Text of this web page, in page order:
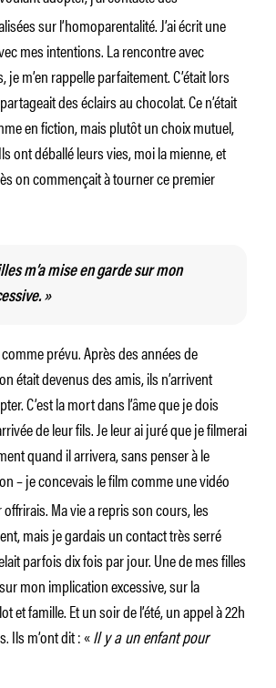
sur l’homoparentalité. J’ai écrit une
mes intentions. La rencontre avec
je m’en rappelle parfaitement. C’était lors
des éclairs au chocolat. Ce n’était
en fiction, mais plutôt un choix mutuel,
ont déballé leurs vies, moi la mienne, et
on commençait à tourner ce premier
m’a mise en garde sur mon
»
prévu. Après des années de
était devenus des amis, ils n’arrivent
C’est la mort dans l’âme que je dois
de leur fils. Je leur ai juré que je filmerai
quand il arrivera, sans penser à le
– je concevais le film comme une vidéo
Ma vie a repris son cours, les
mais je gardais un contact très serré
parfois dix fois par jour. Une de mes filles
mon implication excessive, sur la
et famille. Et un soir de l’été, un appel à 22h
Ils m’ont dit : «Il y a un enfant pour